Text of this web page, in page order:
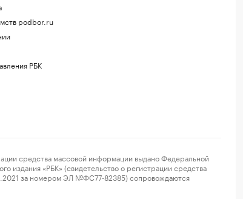
podbor.ru
РБК
средства массовой информации выдано Федеральной
«РБК» (свидетельство о регистрации средства
за номером ЭЛ №ФС77-82385) сопровождаются